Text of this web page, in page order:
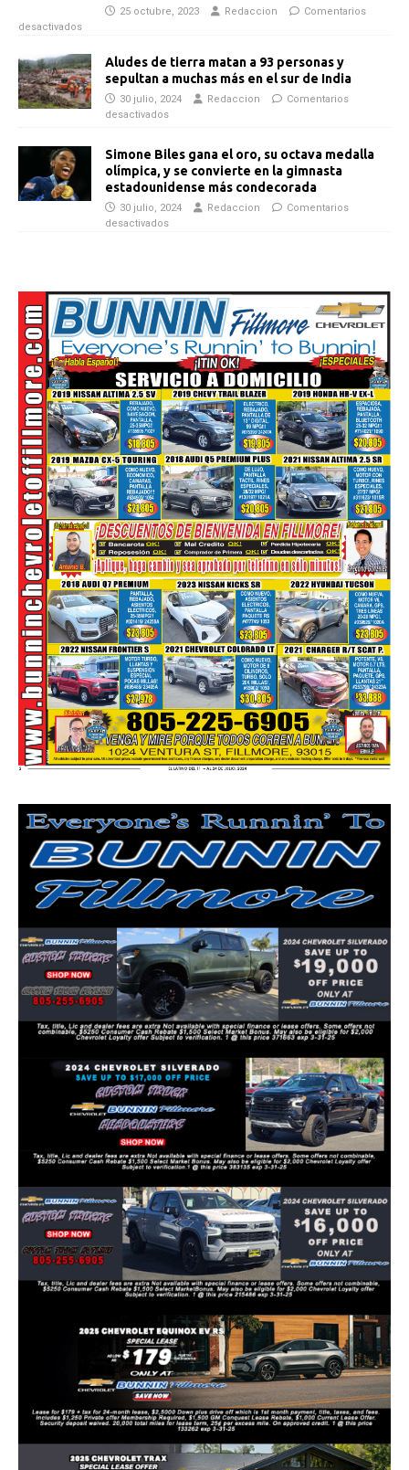
25 octubre, 2023 Redaccion
Comentarios
desactivados
Aludes de tierra matan a 93 personas y
sepultan a muchas más en el sur de India
30 julio, 2024 Redaccion
Comentarios
desactivados
Simone Biles gana el oro, su octava medalla
olímpica, y se convierte en la gimnasta
estadounidense más condecorada
30 julio, 2024 Redaccion
Comentarios
desactivados